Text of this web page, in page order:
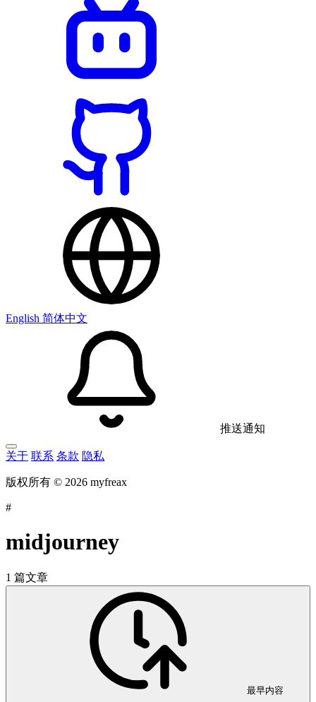
English 简体中文
推送通知
关于 联系 条款 隐私
版权所有 © 2026 myfreax
#
midjourney
1 篇文章
最早内容